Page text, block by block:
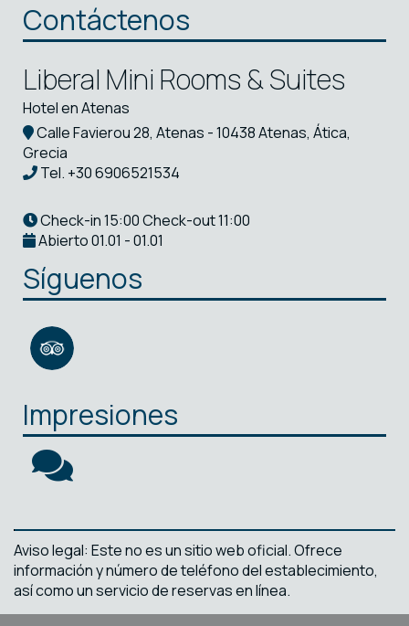
Contáctenos
Liberal Mini Rooms & Suites
Hotel en Atenas
Calle Favierou 28, Atenas - 10438 Atenas, Ática,
Grecia
Tel. +30 6906521534
Check-in 15:00 Check-out 11:00
Abierto 01.01 - 01.01
Síguenos
Impresiones
Aviso legal: Este no es un sitio web oficial. Ofrece
información y número de teléfono del establecimiento,
así como un servicio de reservas en línea.